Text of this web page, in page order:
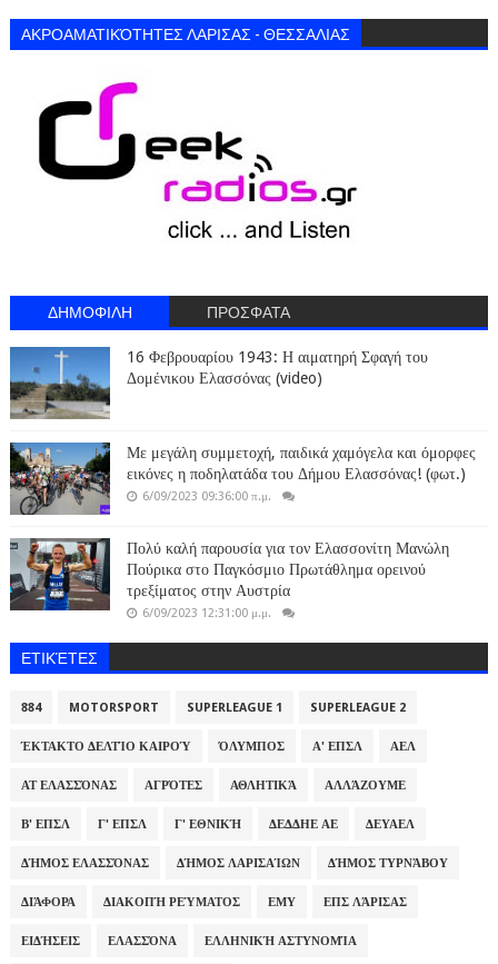
ΑΚΡΟΑΜΑΤΙΚΌΤΗΤΕΣ ΛΑΡΙΣΑΣ - ΘΕΣΣΑΛΙΑΣ
ΔΗΜΟΦΙΛΗ ΠΡΟΣΦΑΤΑ
16 Φεβρουαρίου 1943: Η αιματηρή Σφαγή του
Δομένικου Ελασσόνας (video)
Με μεγάλη συμμετοχή, παιδικά χαμόγελα και όμορφες
εικόνες η ποδηλατάδα του Δήμου Ελασσόνας! (φωτ.)
6/09/2023 09:36:00 π.μ.
Πολύ καλή παρουσία για τον Ελασσονίτη Μανώλη
Πούρικα στο Παγκόσμιο Πρωτάθλημα ορεινού
τρεξίματος στην Αυστρία
6/09/2023 12:31:00 μ.μ.
ΕΤΙΚΈΤΕΣ
884 MOTORSPORT SUPERLEAGUE 1 SUPERLEAGUE 2
ΈΚΤΑΚΤΟ ΔΕΛΤΊΟ ΚΑΙΡΟΎ ΌΛΥΜΠΟΣ Α' ΕΠΣΛ ΑΕΛ
ΑΤ ΕΛΑΣΣΌΝΑΣ ΑΓΡΌΤΕΣ ΑΘΛΗΤΙΚΆ ΑΛΛΆΖΟΥΜΕ
Β' ΕΠΣΛ Γ' ΕΠΣΛ Γ' ΕΘΝΙΚΉ ΔΕΔΔΗΕ ΑΕ ΔΕΥΑΕΛ
ΔΉΜΟΣ ΕΛΑΣΣΌΝΑΣ ΔΉΜΟΣ ΛΑΡΙΣΑΊΩΝ ΔΉΜΟΣ ΤΥΡΝΆΒΟΥ
ΔΙΆΦΟΡΑ ΔΙΑΚΟΠΉ ΡΕΎΜΑΤΟΣ ΕΜΥ ΕΠΣ ΛΆΡΙΣΑΣ
ΕΙΔΉΣΕΙΣ ΕΛΑΣΣΌΝΑ ΕΛΛΗΝΙΚΉ ΑΣΤΥΝΟΜΊΑ